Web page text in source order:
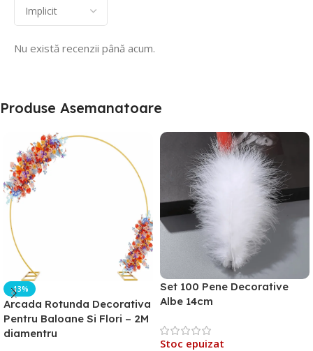
Nu există recenzii până acum.
Produse Asemanatoare
-13%
Arcada Rotunda Decorativa
Pentru Baloane Si Flori – 2M
diamentru
Set 100 Pene Decorative
Albe 14cm
Stoc epuizat